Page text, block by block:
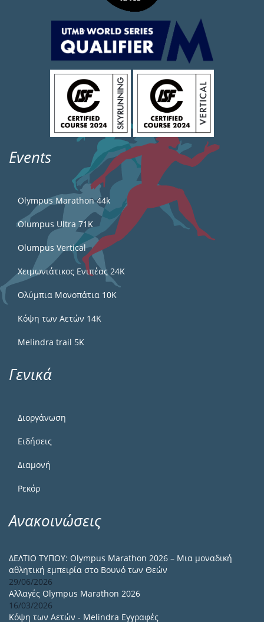
Events
Olympus Marathon 44k
Olumpus Ultra 71K
Olumpus Vertical
Χειμωνιάτικος Ενιπέας 24Κ
Ολύμπια Μονοπάτια 10Κ
Κόψη των Αετών 14Κ
Melindra trail 5Κ
Γενικά
Διοργάνωση
Ειδήσεις
Διαμονή
Ρεκόρ
Ανακοινώσεις
ΔΕΛΤΙΟ ΤΥΠΟΥ: Olympus Marathon 2026 – Μια μοναδική
αθλητική εμπειρία στο Βουνό των Θεών
29/06/2026
Αλλαγές Olympus Marathon 2026
16/03/2026
Κόψη των Αετών - Melindra Εγγραφές